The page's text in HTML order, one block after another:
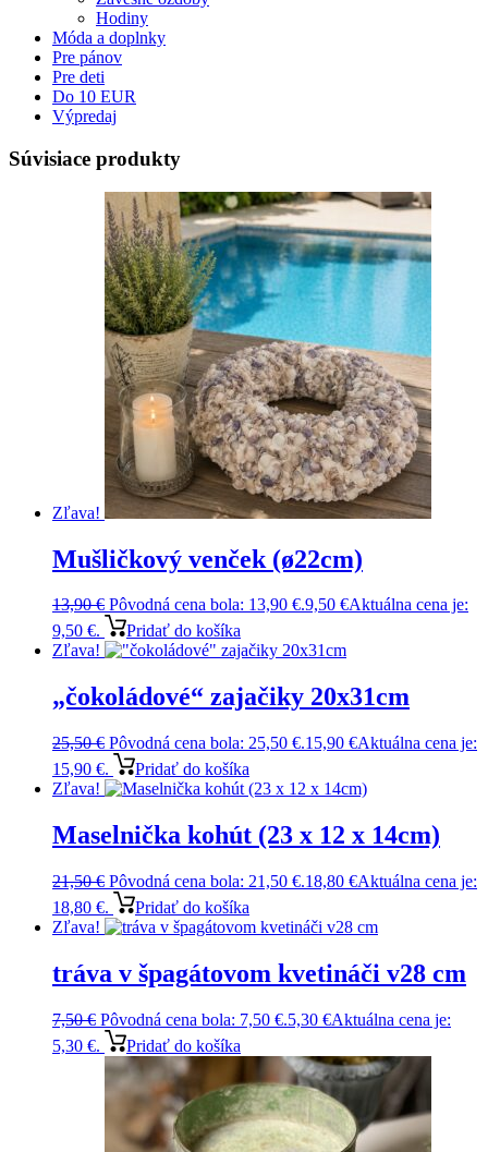
Hodiny
Móda a doplnky
Pre pánov
Pre deti
Do 10 EUR
Výpredaj
Súvisiace produkty
Zľava!
Mušličkový venček (ø22cm)
13,90€ Pôvodná cena bola: 13,90 €.9,50 €Aktuálna cena je:
9,50 €.
Pridať do košíka
Zľava!
„čokoládové“ zajačiky 20x31cm
25,50€ Pôvodná cena bola: 25,50 €.15,90 €Aktuálna cena je:
15,90 €.
Pridať do košíka
Zľava!
Maselnička kohút (23 x 12 x 14cm)
21,50€ Pôvodná cena bola: 21,50 €.18,80 €Aktuálna cena je:
18,80 €.
Pridať do košíka
Zľava!
tráva v špagátovom kvetináči v28 cm
7,50€ Pôvodná cena bola: 7,50 €.5,30 €Aktuálna cena je:
5,30 €.
Pridať do košíka